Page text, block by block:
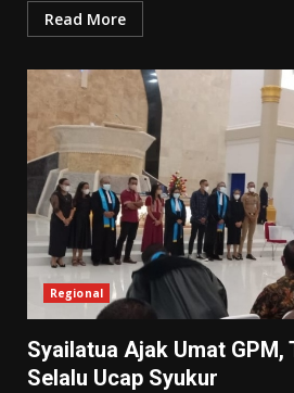
Read More
Regional
Syailatua Ajak Umat GPM,
Selalu Ucap Syukur